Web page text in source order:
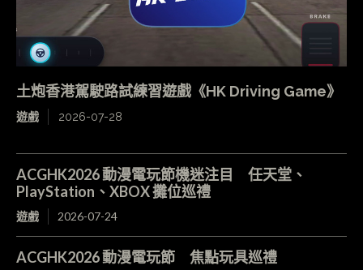
土炮香港駕駛路試練習遊戲《HK Driving Game》
遊戲 2026-07-28
ACGHK2026 動漫電玩節機迷注目 任天堂、
PlayStation、XBOX 攤位巡禮
遊戲 2026-07-24
ACGHK2026 動漫電玩節 焦點玩具巡禮